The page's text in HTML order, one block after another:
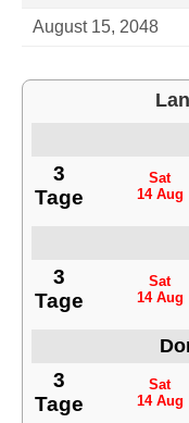
August 15, 2048
3
Tage
Sat
14 Aug
3
Tage
Sat
14 Aug
3
Tage
Sat
14 Aug